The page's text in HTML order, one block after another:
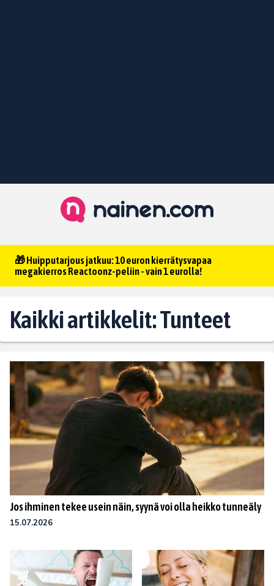
🎁 Huipputarjous jatkuu: 10 euron kierrätysvapaa
megakierros Reactoonz-peliin - vain 1 eurolla!
Kaikki artikkelit: Tunteet
Jos ihminen tekee usein näin, syynä voi olla heikko tunneäly
15.07.2026